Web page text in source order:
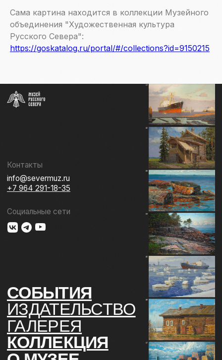
Сама картина находится в коллекции Музейного
объединения "Художественная культура
Русского Севера":
https://goskatalog.ru/portal/#/collections?id=9150215
О МУЗЕЕ
ПОДДЕРЖАТЬ
КОНТАКТЫ
Использование материалов сайта
Разработка сайта
Документы музея
Контакты
info@severmuz.ru
+7 964 291-18-35